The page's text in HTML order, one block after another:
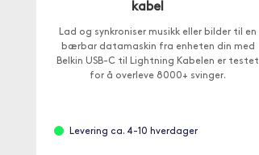
kabel
Lad og synkroniser musikk eller bilder til en
bærbar datamaskin fra enheten din med
Belkin USB-C til Lightning Kabelen er testet
for å overleve 8000+ svinger.
Levering ca. 4-10 hverdager